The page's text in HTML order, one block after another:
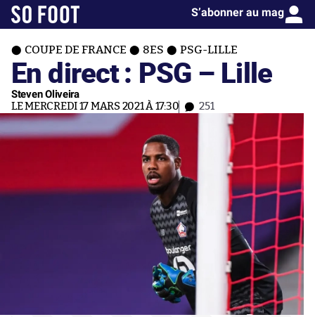
S’abonner au mag
COUPE DE FRANCE 8ES PSG-LILLE
En direct : PSG – Lille
Steven Oliveira
LE MERCREDI 17 MARS 2021 À 17:30 251